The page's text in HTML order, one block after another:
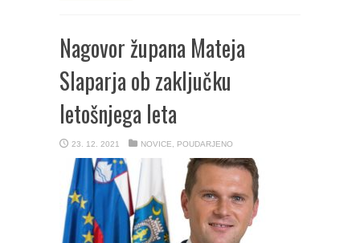
Nagovor župana Mateja
Slaparja ob zaključku
letošnjega leta
23. 12. 2021 NOVICE POUDARJENO